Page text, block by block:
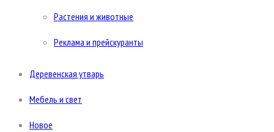
Растения и животные
Реклама и прейскуранты
Деревенская утварь
Мебель и свет
Новое